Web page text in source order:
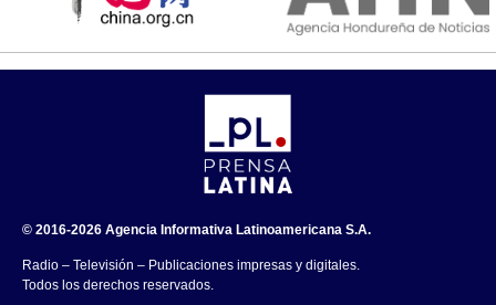
© 2016-2026 Agencia Informativa Latinoamericana S.A.
Radio – Televisión – Publicaciones impresas y digitales.
Todos los derechos reservados.